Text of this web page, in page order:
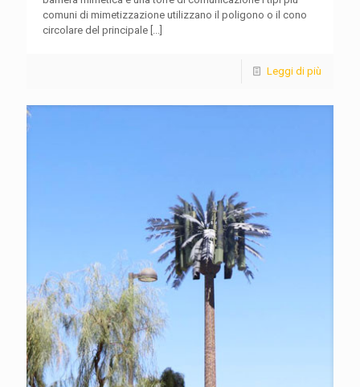
comuni di mimetizzazione utilizzano il poligono o il cono
circolare del principale
Leggi di più